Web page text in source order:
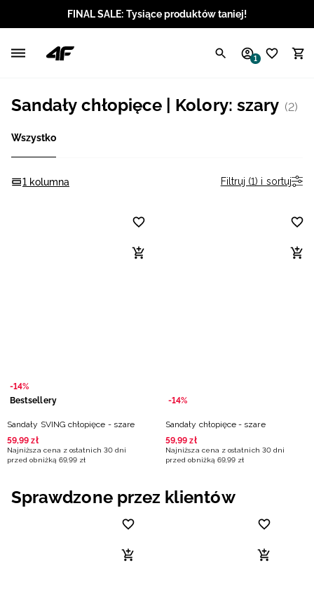
FINAL SALE: Tysiące produktów taniej!
1
Sandały chłopięce | Kolory: szary (2)
Wszystko
1 kolumna Filtruj (1) i sortuj
-14%
Bestsellery
Sandały SVING chłopięce - szare
59,99 zł
Najniższa cena z ostatnich 30 dni
przed obniżką 69,99 zł
-14%
Sandały chłopięce - szare
59,99 zł
Najniższa cena z ostatnich 30 dni
przed obniżką 69,99 zł
Sprawdzone przez klientów
Angielski / USD
Chorwacki / EUR
Słowacki / EUR
Ukraiński / UAH